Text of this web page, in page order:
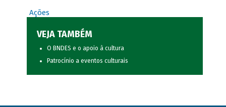
Ações
VEJA TAMBÉM
O BNDES e o apoio à cultura
Patrocínio a eventos culturais